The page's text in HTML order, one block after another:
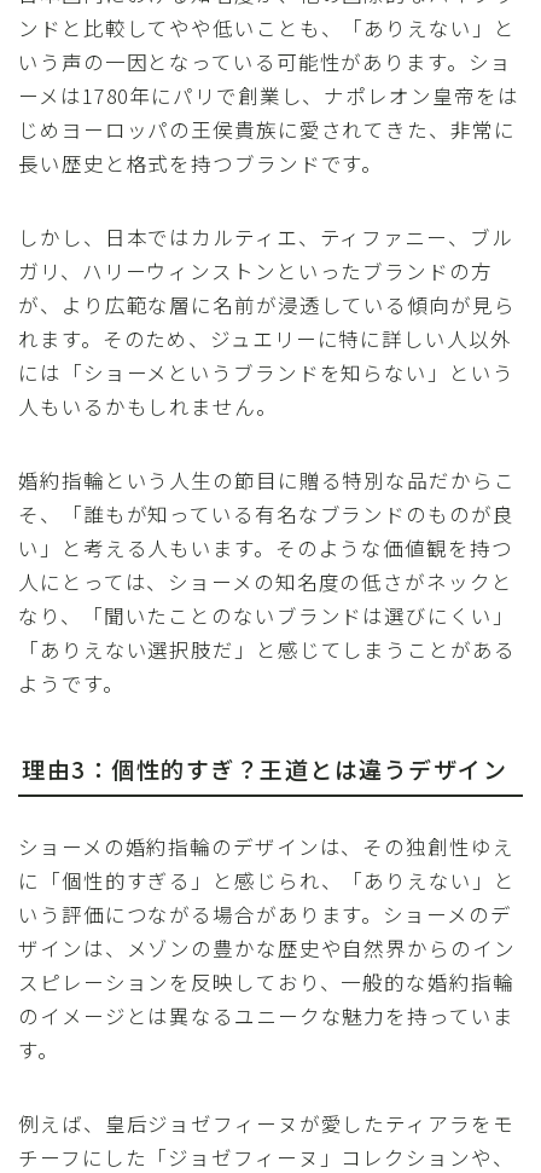
ンドと比較してやや低いことも、「ありえない」と
いう声の一因となっている可能性があります。ショ
ーメは1780年にパリで創業し、ナポレオン皇帝をは
じめヨーロッパの王侯貴族に愛されてきた、非常に
長い歴史と格式を持つブランドです。
しかし、日本ではカルティエ、ティファニー、ブル
ガリ、ハリーウィンストンといったブランドの方
が、より広範な層に名前が浸透している傾向が見ら
れます。そのため、ジュエリーに特に詳しい人以外
には「ショーメというブランドを知らない」という
人もいるかもしれません。
婚約指輪という人生の節目に贈る特別な品だからこ
そ、「誰もが知っている有名なブランドのものが良
い」と考える人もいます。そのような価値観を持つ
人にとっては、ショーメの知名度の低さがネックと
なり、「聞いたことのないブランドは選びにくい」
「ありえない選択肢だ」と感じてしまうことがある
ようです。
理由3：個性的すぎ？王道とは違うデザイン
ショーメの婚約指輪のデザインは、その独創性ゆえ
に「個性的すぎる」と感じられ、「ありえない」と
いう評価につながる場合があります。ショーメのデ
ザインは、メゾンの豊かな歴史や自然界からのイン
スピレーションを反映しており、一般的な婚約指輪
のイメージとは異なるユニークな魅力を持っていま
す。
例えば、皇后ジョゼフィーヌが愛したティアラをモ
チーフにした「ジョゼフィーヌ」コレクションや、